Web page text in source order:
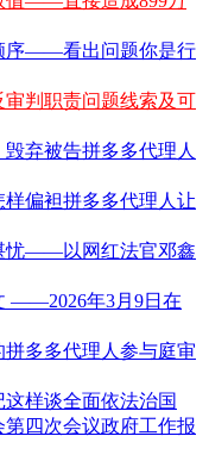
序——看出问题你是行
判职责问题线索及可
弃被告拼多多代理人
偏袒拼多多代理人让
忧——以网红法官邓鑫
——2026年3月9日在
多多代理人参与庭审
样谈全面依法治国
四次会议政府工作报